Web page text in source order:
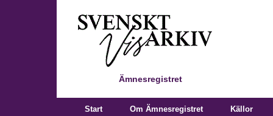
Ämnesregistret
Start Om Ämnesregistret Källor